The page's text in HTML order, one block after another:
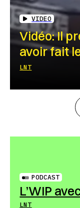
VIDEO
Vidéo: Il
avoir fait
LNT
PODCAST
L’WIP
LNT